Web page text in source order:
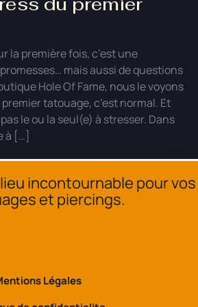
la première fois, c’est une
mais aussi de questions
Hole Of Fame, nous le voyons
tatouage, c’est normal. Et
le ou la seul(e) à stresser. Dans
à […]
incontournable pour vos
et piercings.
Légales